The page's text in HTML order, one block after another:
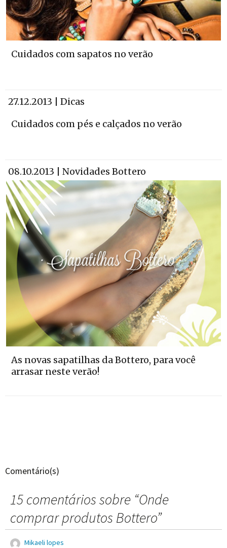
Cuidados com sapatos no verão
27.12.2013 | Dicas
Cuidados com pés e calçados no verão
08.10.2013 | Novidades Bottero
As novas sapatilhas da Bottero, para você
arrasar neste verão!
Comentário(s)
15 comentários sobre “Onde
comprar produtos Bottero”
Mikaeli lopes